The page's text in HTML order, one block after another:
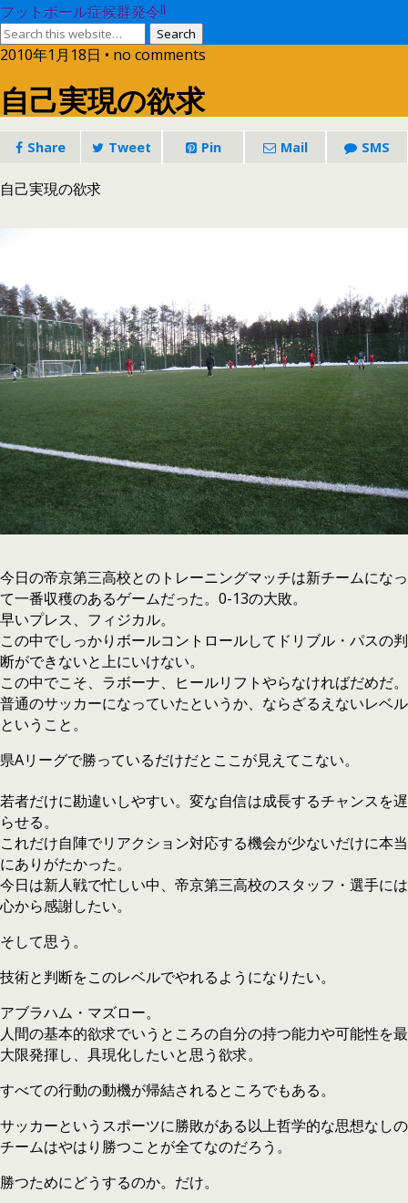
フットボール症候群発令!!
2010年1月18日 • no comments
自己実現の欲求
Share Tweet Pin Mail SMS
自己実現の欲求
今日の帝京第三高校とのトレーニングマッチは新チームになっ
て一番収穫のあるゲームだった。 0-13の大敗。
早いプレス、フィジカル。
この中でしっかりボールコントロールしてドリブル・パスの判
断ができないと上にいけない。
この中でこそ、ラボーナ、ヒールリフトやらなければだめだ。
普通のサッカーになっていたというか、ならざるえないレベル
ということ。
県Aリーグで勝っているだけだとここが見えてこない。
若者だけに勘違いしやすい。変な自信は成長するチャンスを遅
らせる。
これだけ自陣でリアクション対応する機会が少ないだけに本当
にありがたかった。
今日は新人戦で忙しい中、帝京第三高校のスタッフ・選手には
心から感謝したい。
そして思う。
技術と判断をこのレベルでやれるようになりたい。
アブラハム・マズロー。
人間の基本的欲求でいうところの自分の持つ能力や可能性を最
大限発揮し、具現化したいと思う欲求。
すべての行動の動機が帰結されるところでもある。
サッカーというスポーツに勝敗がある以上哲学的な思想なしの
チームはやはり勝つことが全てなのだろう。
勝つためにどうするのか。だけ。